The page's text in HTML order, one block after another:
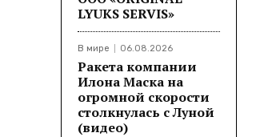
LYUKS SERVIS»
В мире 06.08.2026
Ракета компании
Илона Маска на
огромной скорости
столкнулась с Луной
(видео)